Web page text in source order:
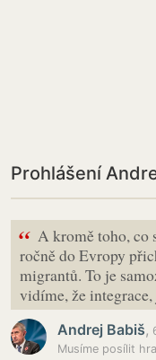
Prohlášení
“ A kromě toho, co
ročně do Evropy
migrantů. To je
vidíme, že
Andrej Babiš,